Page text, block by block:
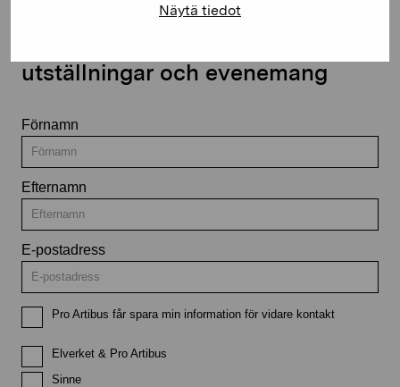
Näytä tiedot
utställningar och evenemang
Förnamn
Efternamn
E-postadress
Pro Artibus får spara min information för vidare kontakt
Elverket & Pro Artibus
Sinne